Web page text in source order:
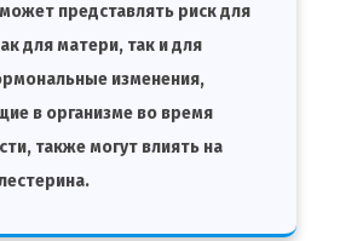
представлять риск для
для матери, так и для
изменения,
в организме во время
также могут влиять на